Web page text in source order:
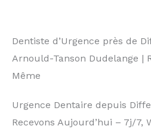
Dentiste d’Urgence près de
Arnould-Tanson Dudelange |
Même
Urgence Dentaire depuis
Recevons Aujourd’hui – 7j/7,